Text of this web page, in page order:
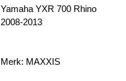
Yamaha YXR 700 Rhino
2008-2013
Merk: MAXXIS